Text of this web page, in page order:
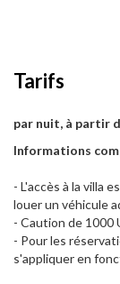
Tarifs
par nuit, à partir
Informations
- L'accès à la villa
louer un véhicule
- Caution de 1000
- Pour les
s'appliquer en